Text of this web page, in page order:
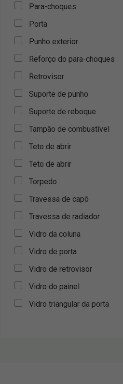
Para-choques
Porta
Punho exterior
Reforço do para-choques
Retrovisor
Suporte de punho
Suporte de reboque
Tampão de combustível
Teto de abrir
Teto de abrir
Torpedo
Travessa de capô
Travessa de radiador
Vidro da coluna
Vidro de porta
Vidro de retrovisor
Vidro do painel
Vidro triangular da porta